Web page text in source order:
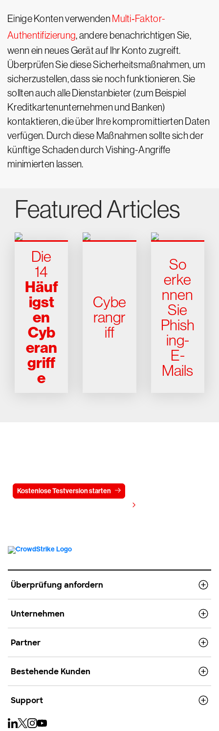
Einige Konten verwenden Multi‑Faktor-
Authentifizierung, andere benachrichtigen Sie,
wenn ein neues Gerät auf Ihr Konto zugreift.
Überprüfen Sie diese Sicherheitsmaßnahmen, um
sicherzustellen, dass sie noch funktionieren. Sie
sollten auch alle Dienstanbieter (zum Beispiel
Kreditkartenunternehmen und Banken)
kontaktieren, die über Ihre kompromittierten Daten
verfügen. Durch diese Maßnahmen sollte sich der
künftige Schaden durch Vishing-Angriffe
minimierten lassen.
Featured Articles
Die
14
Häuf
igst
en
Cyb
eran
griff
e
Cybe
rangr
iff
So
erke
nnen
Sie
Phish
ing-
E-
Mails
Kostenlose Testversion starten
Überprüfung anfordern
Unternehmen
Partner
Bestehende Kunden
Support